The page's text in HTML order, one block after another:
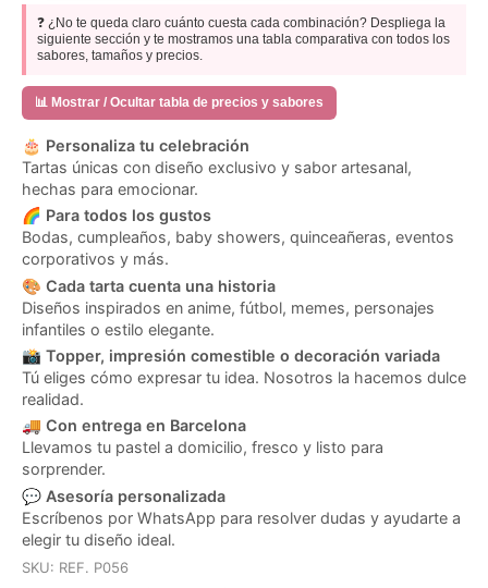
❓ ¿No te queda claro cuánto cuesta cada combinación? Despliega la
siguiente sección y te mostramos una tabla comparativa con todos los
sabores, tamaños y precios.
📊 Mostrar / Ocultar tabla de precios y sabores
🎂 Personaliza tu celebración
Tartas únicas con diseño exclusivo y sabor artesanal,
hechas para emocionar.
🌈 Para todos los gustos
Bodas, cumpleaños, baby showers, quinceañeras, eventos
corporativos y más.
🎨 Cada tarta cuenta una historia
Diseños inspirados en anime, fútbol, memes, personajes
infantiles o estilo elegante.
📸 Topper, impresión comestible o decoración variada
Tú eliges cómo expresar tu idea. Nosotros la hacemos dulce
realidad.
🚚 Con entrega en Barcelona
Llevamos tu pastel a domicilio, fresco y listo para
sorprender.
💬 Asesoría personalizada
Escríbenos por WhatsApp para resolver dudas y ayudarte a
elegir tu diseño ideal.
SKU: REF. P056